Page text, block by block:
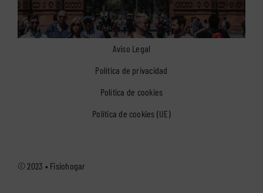
Aviso Legal
Política de privacidad
Política de cookies
Política de cookies (UE)
© 2023 • Fisiohogar